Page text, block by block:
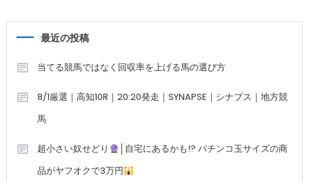
最近の投稿
当てる競馬ではなく回収率を上げる馬の選び方
8/1厳選｜高知10R｜20:20発走｜SYNAPSE｜シナプス｜地方競
馬
超小さい奴せどり
│自宅にあるかも!? パチンコ玉サイズの商
品がヤフオクで3万円